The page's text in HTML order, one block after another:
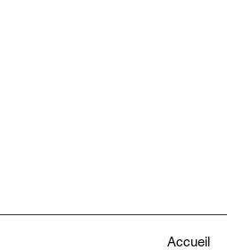
Accueil